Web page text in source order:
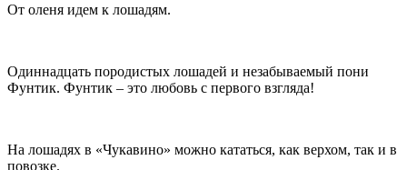
От оленя идем к лошадям.
Одиннадцать породистых лошадей и незабываемый пони
Фунтик. Фунтик – это любовь с первого взгляда!
На лошадях в «Чукавино» можно кататься, как верхом, так и в
повозке.